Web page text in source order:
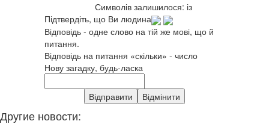
Символів залишилося: із
Підтвердіть, що Ви людина
Відповідь - одне слово на тій же мові, що й
питання.
Відповідь на питання «скільки» - число
Нову загадку, будь-ласка
Другие новости: